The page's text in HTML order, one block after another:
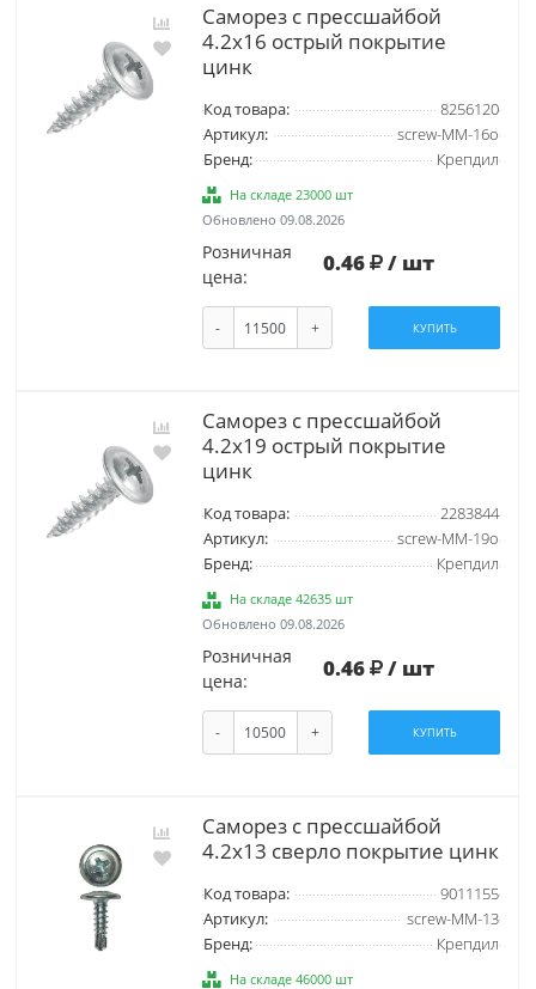
Саморез с прессшайбой
4.2х16 острый покрытие
цинк
Код товара:
8256120
Артикул:
screw-MM-16o
Бренд:
Крепдил
На складе 23000 шт
Обновлено 09.08.2026
Розничная
цена:
0.46 / шт
- + КУПИТЬ
Саморез с прессшайбой
4.2х19 острый покрытие
цинк
Код товара:
2283844
Артикул:
screw-MM-19o
Бренд:
Крепдил
На складе 42635 шт
Обновлено 09.08.2026
Розничная
цена:
0.46 / шт
- + КУПИТЬ
Саморез с прессшайбой
4.2х13 сверло покрытие цинк
Код товара:
9011155
Артикул:
screw-MM-13
Бренд:
Крепдил
На складе 46000 шт